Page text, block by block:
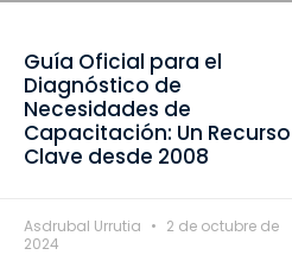
Guía Oficial para el
Diagnóstico de
Necesidades de
Capacitación: Un Recurso
Clave desde 2008
Asdrubal Urrutia
2 de octubre de
2024